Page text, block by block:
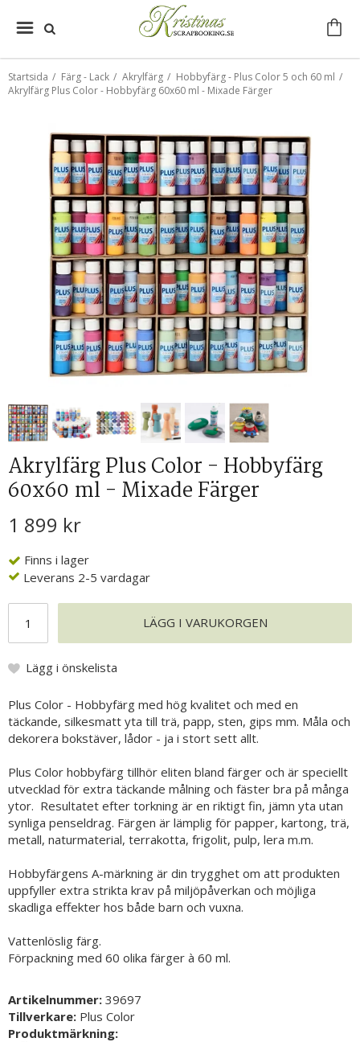
Startsida / Färg - Lack / Akrylfärg / Hobbyfärg - Plus Color 5 och 60 ml /
Akrylfärg Plus Color - Hobbyfärg 60x60 ml - Mixade Färger
Akrylfärg Plus Color - Hobbyfärg
60x60 ml - Mixade Färger
1 899 kr
Finns i lager
Leverans 2-5 vardagar
LÄGG I VARUKORGEN
Lägg i önskelista
Plus Color - Hobbyfärg med hög kvalitet och med en
täckande, silkesmatt yta till trä, papp, sten, gips mm. Måla och
dekorera bokstäver, lådor - ja i stort sett allt.
Plus Color hobbyfärg tillhör eliten bland färger och är speciellt
utvecklad för extra täckande målning och fäster bra på många
ytor. Resultatet efter torkning är en riktigt fin, jämn yta utan
synliga penseldrag. Färgen är lämplig för papper, kartong, trä,
metall, naturmaterial, terrakotta, frigolit, pulp, lera m.m.
Hobbyfärgens A-märkning är din trygghet om att produkten
uppfyller extra strikta krav på miljöpåverkan och möjliga
skadliga effekter hos både barn och vuxna.
Vattenlöslig färg.
Förpackning med 60 olika färger à 60 ml.
Artikelnummer: 39697
Tillverkare: Plus Color
Produktmärkning: